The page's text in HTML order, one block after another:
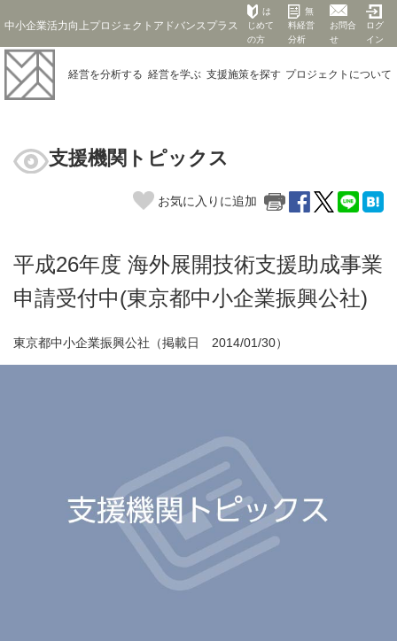
中小企業活力向上プロジェクトアドバンスプラス
は
じめて
の方
無
料経営
分析
お問合
せ
ログ
イン
経営を分析する 経営を学ぶ 支援施策を探す プロジェクト について
支援機関トピックス
お気に入りに追加
平成26年度 海外展開技術支援助成事業
申請受付中(東京都中小企業振興公社)
東京都中小企業振興公社（掲載日 2014/01/30）